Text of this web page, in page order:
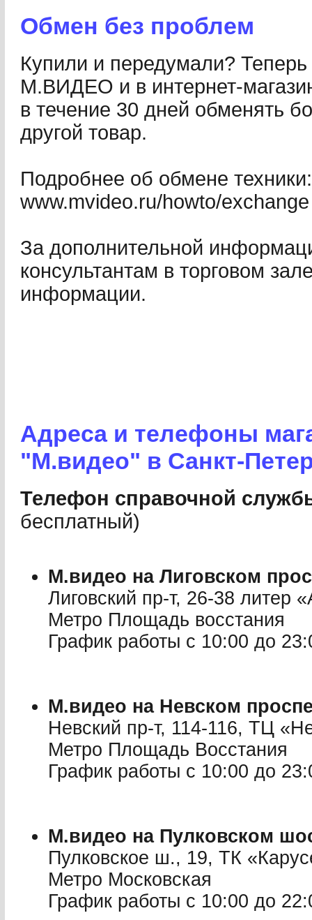
Обмен без проблем
Купили и передумали? Теперь
М.ВИДЕО и в интернет-
в течение 30 дней обменять
другой товар.
Подробнее об обмене техники:
www.mvideo.ru/howto/exchange
За дополнительной
консультантам в торговом
информации.
Адреса и телефоны
"М.видео" в Санкт-
Телефон справочной
бесплатный)
М.видео на Лиговском
Лиговский пр-т, 26-38 литер
Метро Площадь восстания
График работы с 10:00 до
М.видео на Невском
Невский пр-т, 114-116, ТЦ
Метро Площадь Восстания
График работы с 10:00 до
М.видео на Пулковском
Пулковское ш., 19, ТК
Метро Московская
График работы с 10:00 до